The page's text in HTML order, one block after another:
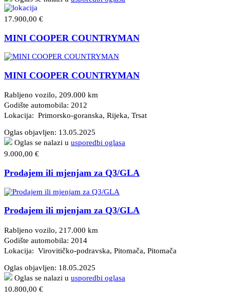
17.900,00 €
MINI COOPER COUNTRYMAN
MINI COOPER COUNTRYMAN
Rabljeno vozilo, 209.000 km
Godište automobila: 2012
Lokacija: Primorsko-goranska, Rijeka, Trsat
Oglas objavljen: 13.05.2025
Oglas se nalazi u usporedbi oglasa
9.000,00 €
Prodajem ili mjenjam za Q3/GLA
Prodajem ili mjenjam za Q3/GLA
Rabljeno vozilo, 217.000 km
Godište automobila: 2014
Lokacija: Virovitičko-podravska, Pitomača, Pitomača
Oglas objavljen: 18.05.2025
Oglas se nalazi u usporedbi oglasa
10.800,00 €